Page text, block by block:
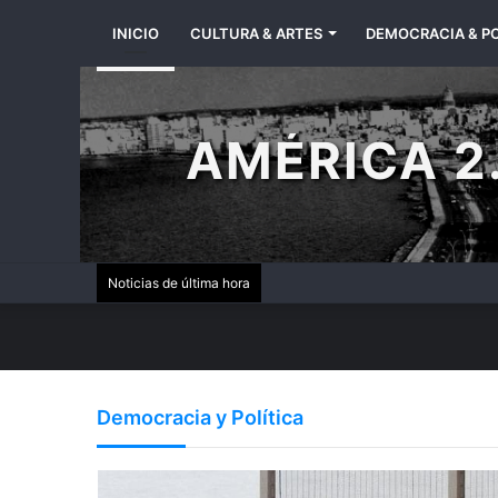
INICIO CULTURA & ARTES DEMOCRACIA &
AMÉRICA
Noticias de última hora
Democracia y Política